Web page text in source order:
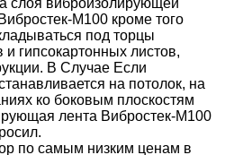
слоя виброизолирующей
М100 кроме того
под торцы
и гипсокартонных листов,
В Случае Если
на потолок, на
ко боковым плоскостям
лента Вибростек-М100
по самым низким ценам в